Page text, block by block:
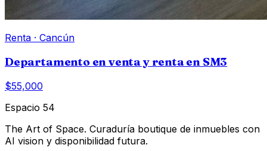
Renta · Cancún
Departamento en venta y renta en SM3
$55,000
Espacio 54
The Art of Space. Curaduría boutique de inmuebles con
AI vision y disponibilidad futura.